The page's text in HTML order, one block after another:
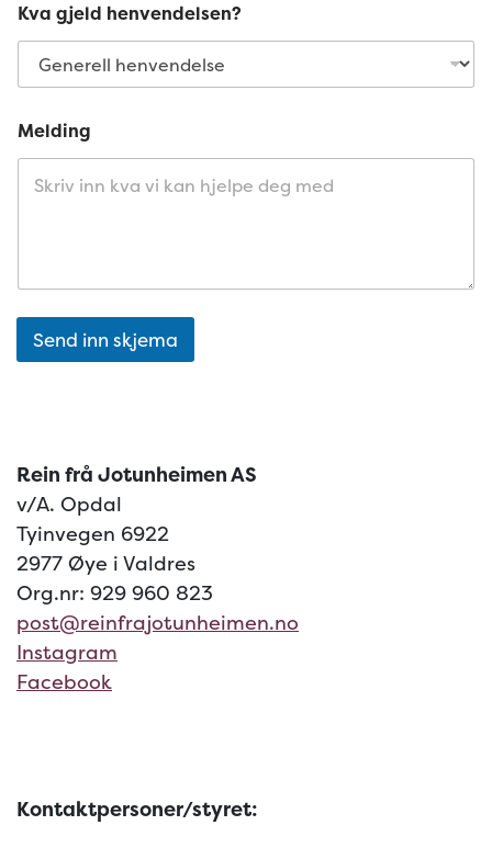
Kva gjeld henvendelsen?
Melding
Send inn skjema
Rein frå Jotunheimen AS
v/A. Opdal
Tyinvegen 6922
2977 Øye i Valdres
Org.nr: 929 960 823
post@reinfrajotunheimen.no
Instagram
Facebook
Kontaktpersoner/styret: